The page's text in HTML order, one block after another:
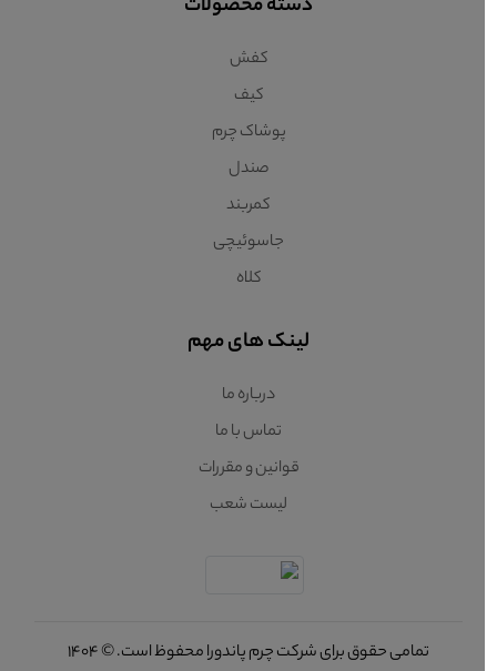
دسته محصولات
کفش
کیف
پوشاک چرم
صندل
کمربند
جاسوئیچی
کلاه
لینک های مهم
درباره ما
تماس با ما
قوانین و مقررات
لیست شعب
تمامی حقوق برای شرکت چرم پاندورا محفوظ است. © 1404